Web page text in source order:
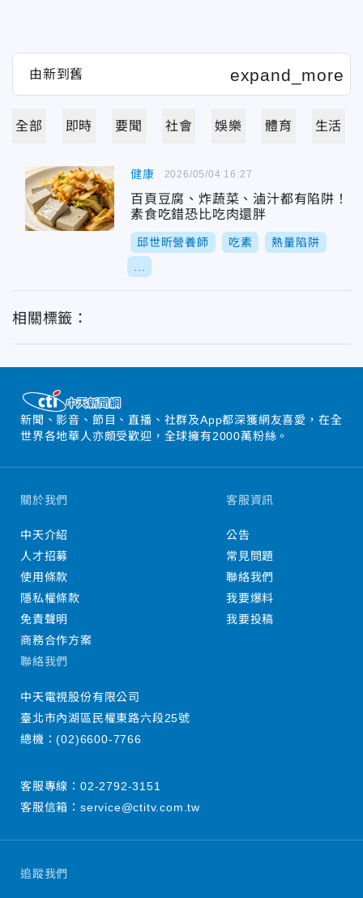
全部 即時 要聞 社會 娛樂 體育 生活
健康
百頁豆腐、炸蔬菜、滷汁都有陷阱！
素食吃錯恐比吃肉還胖
邱世昕營養師 吃素 熱量陷阱
2026/05/04 16:27
相關標籤：
新聞、影音、節目、直播、社群及App都深獲網友喜愛，在全
世界各地華人亦頗受歡迎，全球擁有2000萬粉絲。
追蹤我們
關於我們
中天介紹
人才招募
使用條款
隱私權條款
免責聲明
商務合作方案
客服資訊
公告
常見問題
聯絡我們
我要爆料
我要投稿
聯絡我們
中天電視股份有限公司
臺北市內湖區民權東路六段25號
總機：(02)6600-7766
客服專線： 02-2792-3151
客服信箱： service@ctitv.com.tw